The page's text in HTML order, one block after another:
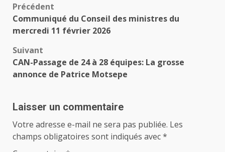
Navigation
d’article
Précédent
Communiqué du Conseil des ministres du
mercredi 11 février 2026
Suivant
CAN-Passage de 24 à 28 équipes: La grosse
annonce de Patrice Motsepe
Laisser un commentaire
Votre adresse e-mail ne sera pas publiée. Les
champs obligatoires sont indiqués avec*